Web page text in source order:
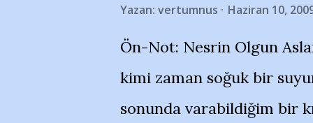
bildiriyordu.. Bu grup
''Açık ve net olarak
yanısıra, bu takımlara ait
Bursa Büyükşehir
Yazan: vertumnus Haziran 10,
Ön-Not: Nesrin Olgun
kimi zaman soğuk bir
sonunda varabildiğim bir